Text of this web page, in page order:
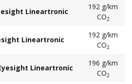
Lineartronic
192 g/km
CO2
Lineartronic
192 g/km
CO2
Lineartronic
196 g/km
CO2